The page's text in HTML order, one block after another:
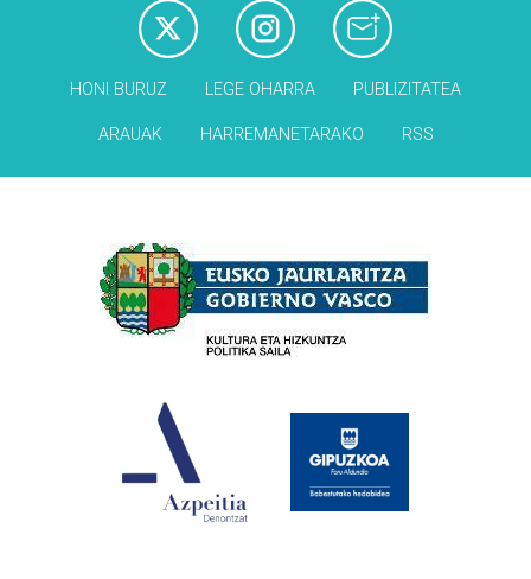
HONI BURUZ LEGE OHARRA PUBLIZITATEA
ARAUAK HARREMANETARAKO RSS